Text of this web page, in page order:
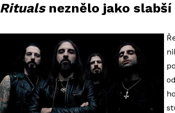
Ritualsneznělo jako slabší